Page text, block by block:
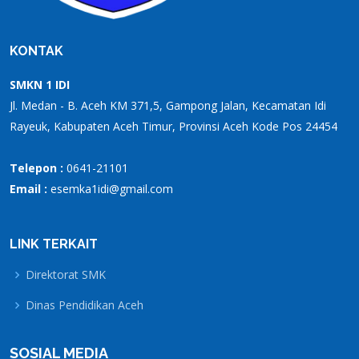
KONTAK
SMKN 1 IDI
Jl. Medan - B. Aceh KM 371,5, Gampong Jalan, Kecamatan Idi
Rayeuk, Kabupaten Aceh Timur, Provinsi Aceh Kode Pos 24454
Telepon : 0641-21101
Email : esemka1idi@gmail.com
LINK TERKAIT
Direktorat SMK
Dinas Pendidikan Aceh
SOSIAL MEDIA